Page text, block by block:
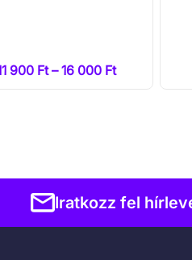
900 Ft – 16 000 Ft
Iratkozz fel